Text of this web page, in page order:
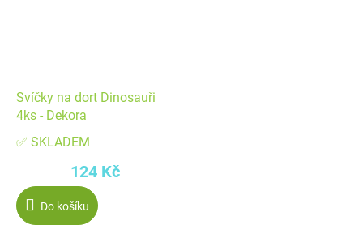
Svíčky na dort Dinosauři
4ks - Dekora
✅ SKLADEM
124 Kč
Do košíku